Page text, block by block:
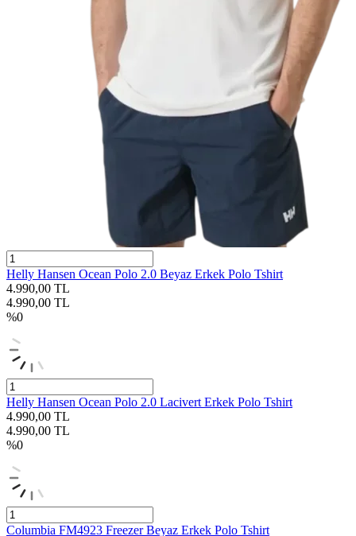
Helly Hansen Ocean Polo 2.0 Beyaz Erkek Polo Tshirt
4.990,00 TL
4.990,00 TL
%0
Helly Hansen Ocean Polo 2.0 Lacivert Erkek Polo Tshirt
4.990,00 TL
4.990,00 TL
%0
Columbia FM4923 Freezer Beyaz Erkek Polo Tshirt